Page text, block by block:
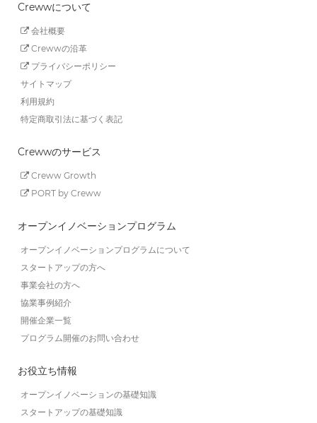
Crewwについて
会社概要
Crewwの沿革
プライバシーポリシー
サイトマップ
利用規約
特定商取引法に基づく表記
Crewwのサービス
Creww Growth
PORT by Creww
オープンイノベーションプログラム
オープンイノベーションプログラムについて
スタートアップの方へ
事業会社の方へ
協業事例紹介
開催企業一覧
プログラム開催のお問い合わせ
お役立ち情報
オープンイノベーションの基礎知識
スタートアップの基礎知識